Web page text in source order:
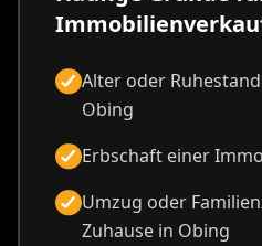
Alter oder
Obing
Erbschaft einer
Umzug oder
Zuhause in Obing